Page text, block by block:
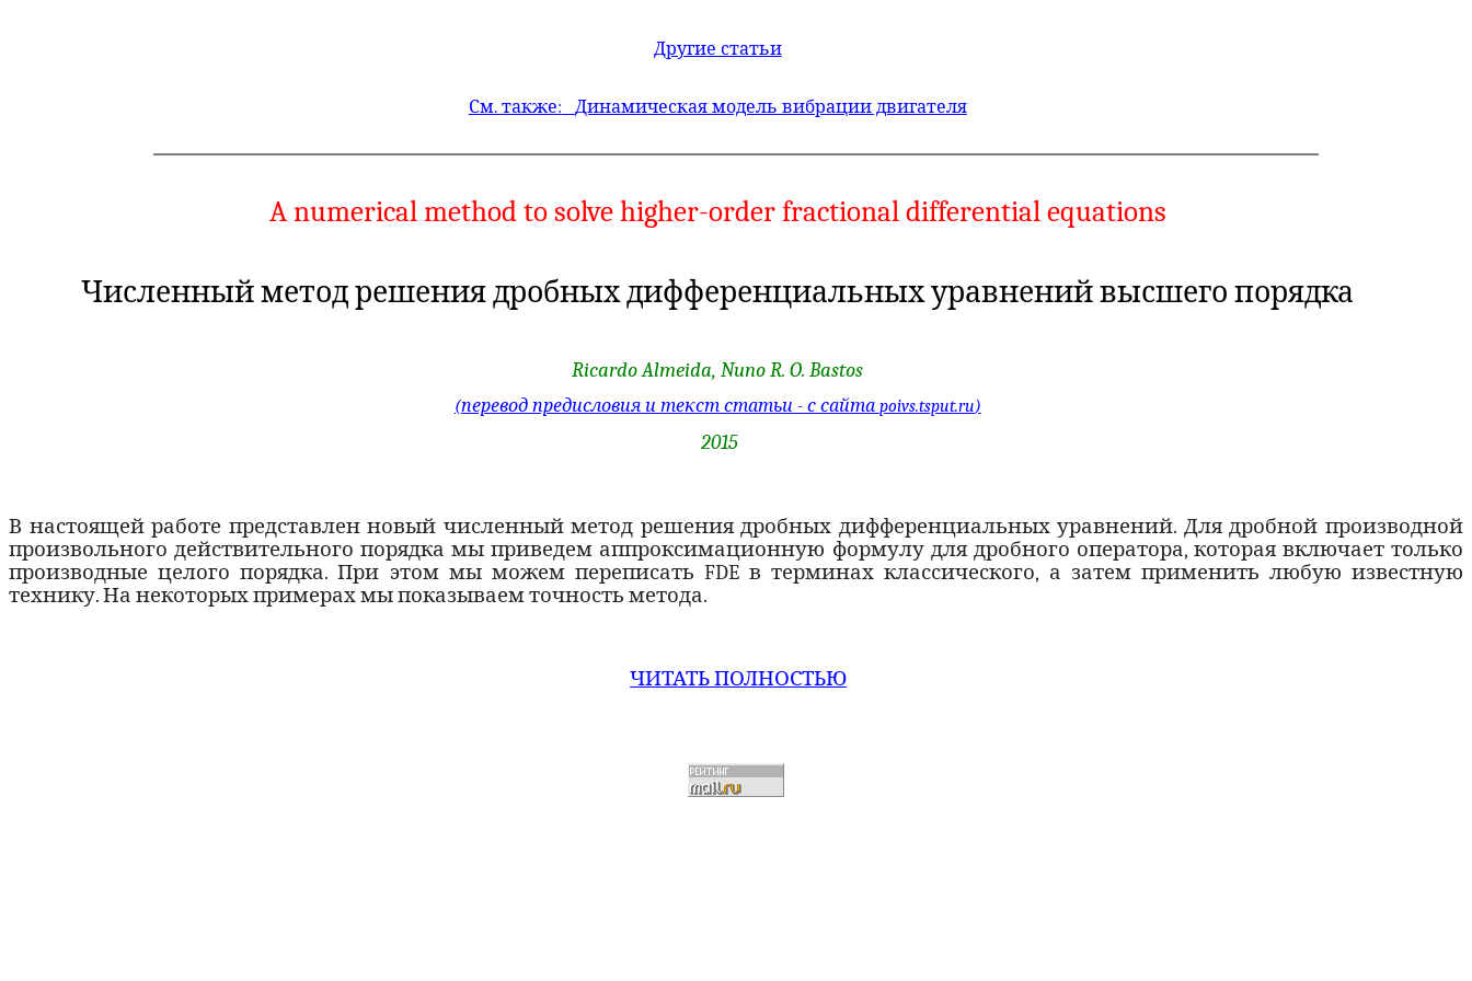
Другие статьи
См. также: Динамическая модель вибрации двигателя
A numerical method to solve higher-order fractional differential equations
Численный метод решения дробных дифференциальных уравнений высшего порядка
Ricardo Almeida,NunoR. O.Bastos
(перевод предисловия и текст статьи - с сайта poivs.tsput.ru)
2015
В настоящей работе представлен новый численный метод решения дробных дифференциальных уравнений. Для дробной производной
произвольного действительного порядка мы приведем аппроксимационную формулу для дробного оператора, которая включает только
производные целого порядка. При этом мы можем переписать FDE в терминахклассического, а затем применить любую известную
технику. На некоторых примерах мы показываем точность метода.
ЧИТАТЬ ПОЛНОСТЬЮ